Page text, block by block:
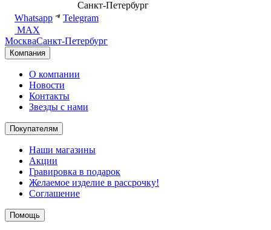
Санкт-Петербург
Whatsapp
Telegram
MAX
МоскваСанкт-Петербург
Компания
О компании
Новости
Контакты
Звезды с нами
Покупателям
Наши магазины
Акции
Гравировка в подарок
Желаемое изделие в рассрочку!
Соглашение
Помощь